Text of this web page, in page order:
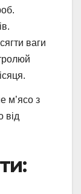
ваги
м’ясо з
від